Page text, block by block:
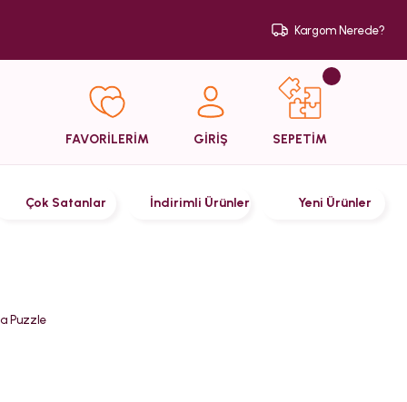
Kargom Nerede?
FAVORİLERİM GİRİŞ SEPETİM
Çok Satanlar İndirimli Ürünler Yeni Ürünler
Puzzle